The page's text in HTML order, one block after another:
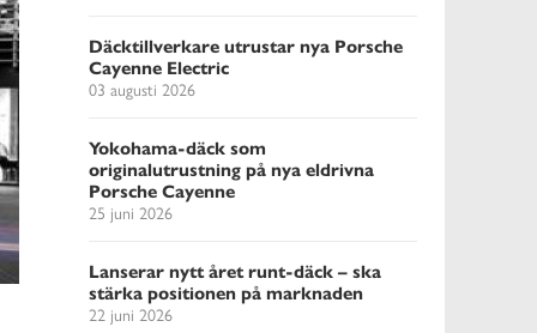
Däcktillverkare utrustar nya Porsche
Cayenne Electric
03 augusti 2026
Yokohama-däck som
originalutrustning på nya eldrivna
Porsche Cayenne
25 juni 2026
Lanserar nytt året runt-däck – ska
stärka positionen på marknaden
22 juni 2026